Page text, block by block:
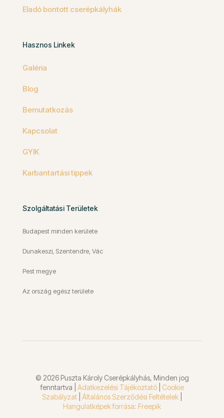
Eladó bontott cserépkályhák
Hasznos Linkek
Galéria
Blog
Bemutatkozás
Kapcsolat
GYIK
Karbantartási tippek
Szolgáltatási Területek
Budapest minden kerülete
Dunakeszi, Szentendre, Vác
Pest megye
Az ország egész területe
© 2026 Puszta Károly Cserépkályhás, Minden jog
fenntartva | Adatkezelési Tájékoztató| Cookie
Szabályzat Általános Szerződési Feltételek
Hangulatképek forrása: Freepik